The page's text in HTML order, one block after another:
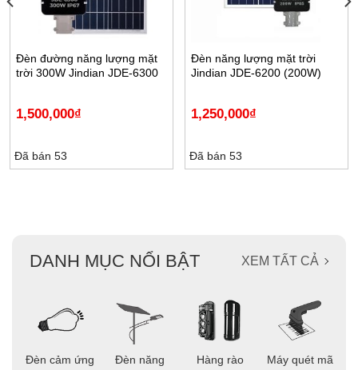
Đèn đường năng lượng mặt
trời 300W Jindian JDE-6300
1,500,000₫
Đã bán 53
Đèn năng lượng mặt trời
Jindian JDE-6200 (200W)
1,250,000₫
Đã bán 53
DANH MỤC NỔI BẬT XEM TẤT CẢ
Đèn cảm ứng
Đèn năng
Hàng rào
Máy quét mã